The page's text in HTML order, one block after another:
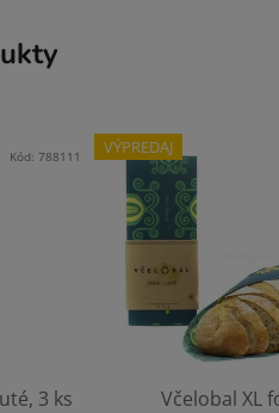
3 ks
Kód: 788111 VÝPREDAJ
Včelobal XL